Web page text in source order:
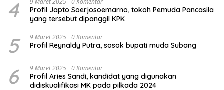
membantu mereka tumbuh menjadi individu yang
tangguh dan bahagia.
4
Profil Japto Soerjosoemarno, tokoh Pemuda Pancasila
yang tersebut dipanggil KPK
5 9 Maret 2025 0 Komentar
Profil Reynaldy Putra, sosok bupati muda Subang
6 9 Maret 2025 0 Komentar
Profil Aries Sandi, kandidat yang digunakan
didiskualifikasi MK pada pilkada 2024